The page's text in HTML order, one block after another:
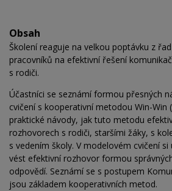
Obsah
Školení reaguje na velkou poptávku z
pracovníků na efektivní řešení
s rodiči.
Účastníci se seznámí formou přesných
cvičení s kooperativní metodou Win-Win
praktické návody, jak tuto metodu
rozhovorech s rodiči, staršími žáky, s
s vedením školy. V modelovém cvičení
vést efektivní rozhovor formou
odpovědí. Seznámí se s postupem
jsou základem kooperativních metod.